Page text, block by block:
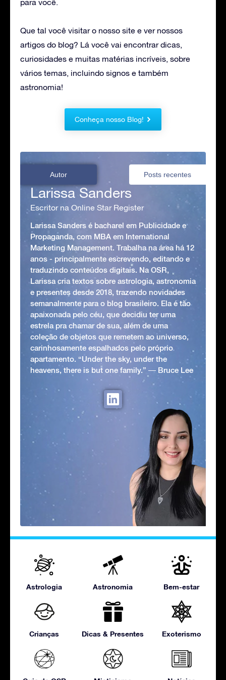
para você.
Que tal você visitar o nosso site e ver nossos
artigos do blog? Lá você vai encontrar dicas,
curiosidades e muitas matérias incríveis, sobre
vários temas, incluindo signos e também
astronomia!
Conheça nosso Blog!
Autor Posts recentes
Larissa Sanders
Escritor na Online Star Register
Larissa Sanders é bacharel em Publicidade e
Propaganda, com MBA em International
Marketing Management. Trabalha na área há 12
anos - principalmente escrevendo, editando e
traduzindo conteúdos digitais. Na OSR,
Larissa cria textos sobre astrologia, astronomia
e presentes desde 2018, trazendo novidades
semanalmente para o blog brasileiro. Ela é tão
apaixonada pelo céu, que decidiu ter uma
estrela pra chamar de sua, além de uma
coleção de objetos que remetem ao universo,
carinhosamente espalhados pelo próprio
apartamento. “Under the sky, under the
heavens, there is but one family.” ― Bruce Lee
Astrologia Astronomia Bem-estar
Crianças Dicas & Presentes Exoterismo